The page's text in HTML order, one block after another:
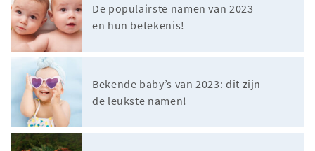
De populairste namen van 2023
en hun betekenis!
Bekende baby’s van 2023: dit zijn
de leukste namen!